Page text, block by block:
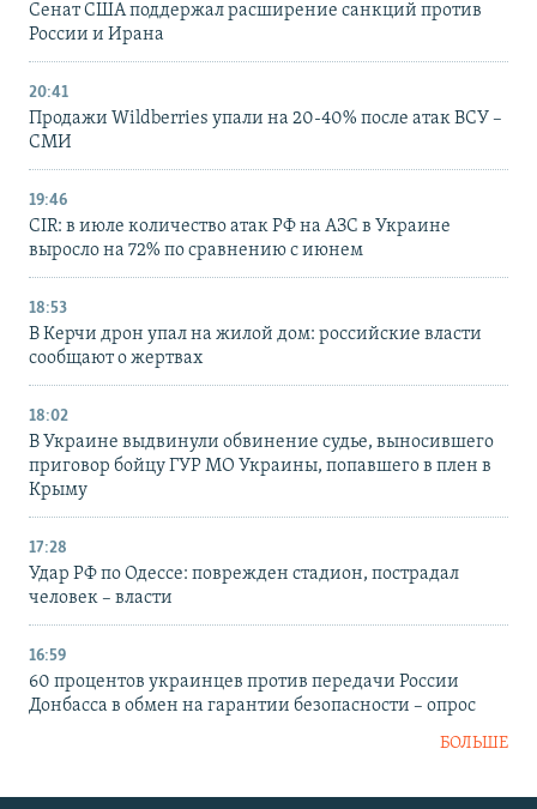
Сенат США поддержал расширение санкций против
России и Ирана
20:41
Продажи Wildberries упали на 20-40% после атак ВСУ –
СМИ
19:46
CIR: в июле количество атак РФ на АЗС в Украине
выросло на 72% по сравнению с июнем
18:53
В Керчи дрон упал на жилой дом: российские власти
сообщают о жертвах
18:02
В Украине выдвинули обвинение судье, выносившего
приговор бойцу ГУР МО Украины, попавшего в плен в
Крыму
17:28
Удар РФ по Одессе: поврежден стадион, пострадал
человек – власти
16:59
60 процентов украинцев против передачи России
Донбасса в обмен на гарантии безопасности – опрос
БОЛЬШЕ